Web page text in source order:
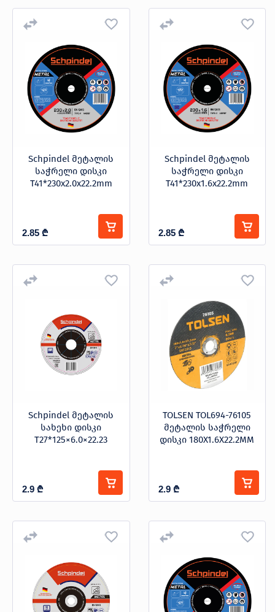
Schpindel მეტალის
საჭრელი დისკი
T41*230x2.0x22.2mm
2.85 ₾
Schpindel მეტალის
საჭრელი დისკი
T41*230x1.6x22.2mm
2.85 ₾
Schpindel მეტალის
სახეხი დისკი
T27*125×6.0×22.23
2.9 ₾
TOLSEN TOL694-76105
მეტალის საჭრელი
დისკი 180X1.6X22.2MM
2.9 ₾